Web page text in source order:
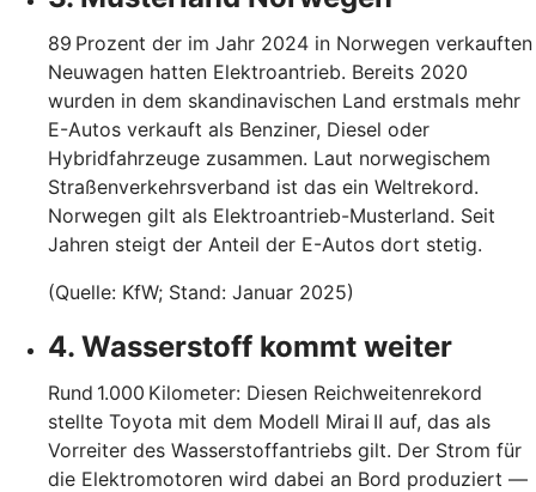
89 Prozent der im Jahr 2024 in Norwegen verkauften
Neuwagen hatten Elektroantrieb. Bereits 2020
wurden in dem skandinavischen Land erstmals mehr
E-Autos verkauft als Benziner, Diesel oder
Hybridfahrzeuge zusammen. Laut norwegischem
Straßenverkehrsverband ist das ein Weltrekord.
Norwegen gilt als Elektroantrieb-Musterland. Seit
Jahren steigt der Anteil der E-Autos dort stetig.
(Quelle: KfW; Stand: Januar 2025)
4. Wasserstoff kommt weiter
Rund 1.000 Kilometer: Diesen Reichweitenrekord
stellte Toyota mit dem Modell Mirai II auf, das als
Vorreiter des Wasserstoffantriebs gilt. Der Strom für
die Elektromotoren wird dabei an Bord produziert —